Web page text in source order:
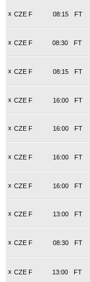
x CZE F FT
08:15
x CZE F FT
08:30
x CZE F FT
08:15
x CZE F FT
16:00
x CZE F FT
16:00
x CZE F FT
16:00
x CZE F FT
16:00
x CZE F FT
13:00
x CZE F FT
08:30
x CZE F FT
13:00